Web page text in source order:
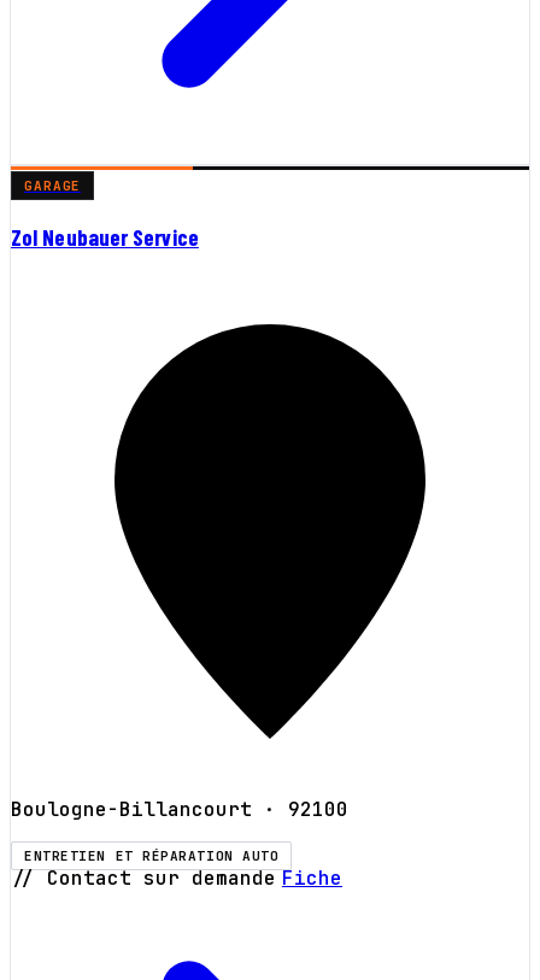
GARAGE
Zol Neubauer Service
Boulogne-Billancourt · 92100
ENTRETIEN ET RÉPARATION AUTO
// Contact sur demande Fiche